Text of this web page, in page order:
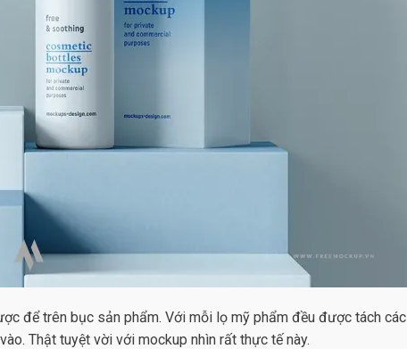
để trên bục sản phẩm. Với mỗi lọ mỹ phẩm đều được tách các
Thật tuyệt vời với mockup nhìn rất thực tế này.